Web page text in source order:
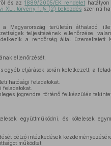
és az1889/2005/EK rendelet
XLI. törvény 1. § (2) bekezdés szerinti
Magyarország területén áthaladó,
teljesítésének ellenőrzése,
a rendőrség által üzemeltetett
ellenőrzését,
egyéb eljárások során keletkezett, a
hatósági feladatokat.
feladatokat.
jogrendre történő felkészülés
együttműködni, és kötelesek
célzó intézkedések
működtet.